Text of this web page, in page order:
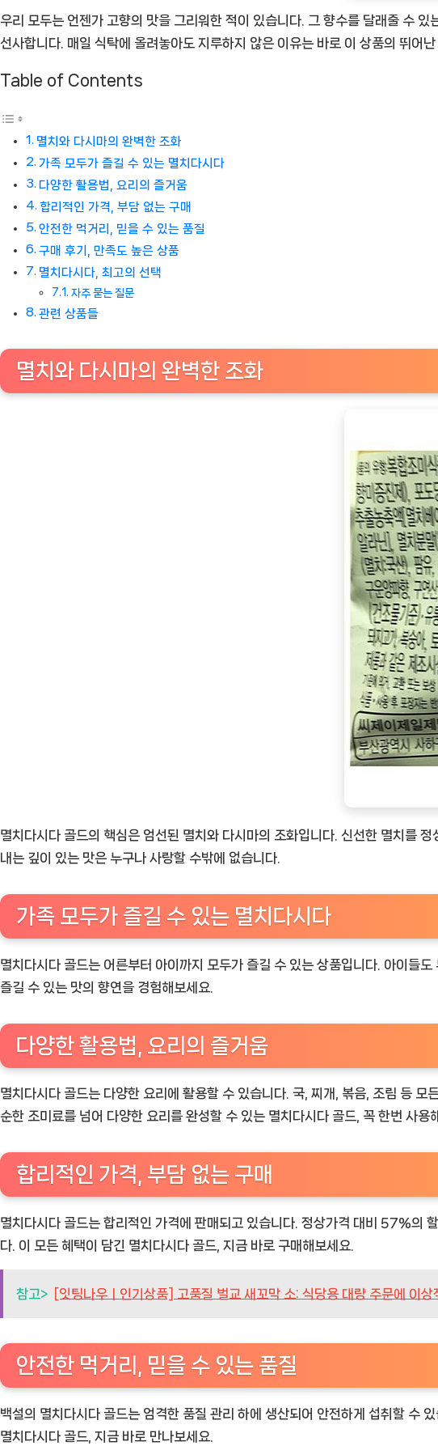
우리 모두는 언젠가 고향의 맛을 그리워한 적이 있습니다. 그 향수를 달래줄 수
선사합니다. 매일 식탁에 올려놓아도 지루하지 않은 이유는 바로 이 상품의 뛰어난
Table of Contents
멸치와 다시마의 완벽한 조화
가족 모두가 즐길 수 있는 멸치다시다
다양한 활용법, 요리의 즐거움
합리적인 가격, 부담 없는 구매
안전한 먹거리, 믿을 수 있는 품질
구매 후기, 만족도 높은 상품
멸치다시다, 최고의 선택
자주 묻는 질문
관련 상품들
멸치와 다시마의 완벽한 조화
멸치다시다 골드의 핵심은 엄선된 멸치와 다시마의 조화입니다. 신선한 멸치를
내는 깊이 있는 맛은 누구나 사랑할 수밖에 없습니다.
가족 모두가 즐길 수 있는 멸치다시다
멸치다시다 골드는 어른부터 아이까지 모두가 즐길 수 있는 상품입니다. 아이들
즐길 수 있는 맛의 향연을 경험해보세요.
다양한 활용법, 요리의 즐거움
멸치다시다 골드는 다양한 요리에 활용할 수 있습니다. 국, 찌개, 볶음, 조림 등
순한 조미료를 넘어 다양한 요리를 완성할 수 있는 멸치다시다 골드, 꼭 한번 사용
합리적인 가격, 부담 없는 구매
멸치다시다 골드는 합리적인 가격에 판매되고 있습니다. 정상가격 대비 57%의
다. 이 모든 혜택이 담긴 멸치다시다 골드, 지금 바로 구매해보세요.
참고> [잇팅나우ㅣ인기상품] 고품질 벌교 새꼬막 소: 식당용 대량 주문에 이
안전한 먹거리, 믿을 수 있는 품질
백설의 멸치다시다 골드는 엄격한 품질 관리 하에 생산되어 안전하게 섭취할
멸치다시다 골드, 지금 바로 만나보세요.